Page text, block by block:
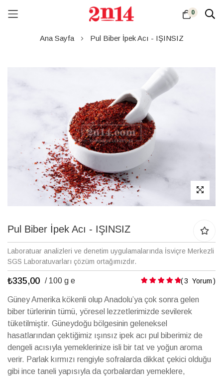
0
Ana Sayfa Pul Biber İpek Acı - IŞINSIZ
galerisinin
atla
Pul Biber İpek Acı - IŞINSIZ
Laboratuar analizleri ve denetim uygulamalarında İsviçre Merkezli
SGS Laboratuvarları çözüm ortağımızdır.
₺335,00 / 100 g e Puanlama: 3 Yorum
Güney Amerika kökenli olup Anadolu’ya çok sonra gelen
biber türlerinin tümü, yöresel lezzetlerimizde sevilerek
tüketilmiştir. Güneydoğu bölgesinin geleneksel
hasatlarından çektiğimiz ışınsız ipek acı pul biberimiz de
dengeli acısıyla yemeklerinize isli bir tat ve yoğun aroma
verir. Parlak kırmızı rengiyle sofralarda dikkat çekici olduğu
gibi ince taneli yapısıyla da çorbalardan yemeklere,